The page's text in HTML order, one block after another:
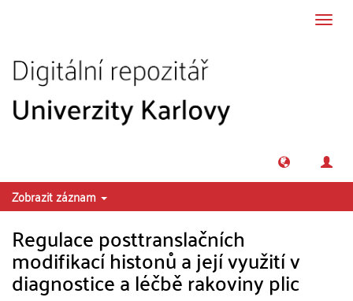
Zobrazit záznam
Regulace posttranslačních
modifikací histonů a její využití v
diagnostice a léčbě rakoviny plic